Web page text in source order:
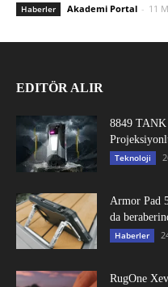
Haberler Akademi Portal - 11
EDITÖR ALIR
8849 TANK
Teknoloji
Armor Pad
da
Haberler
RugOne